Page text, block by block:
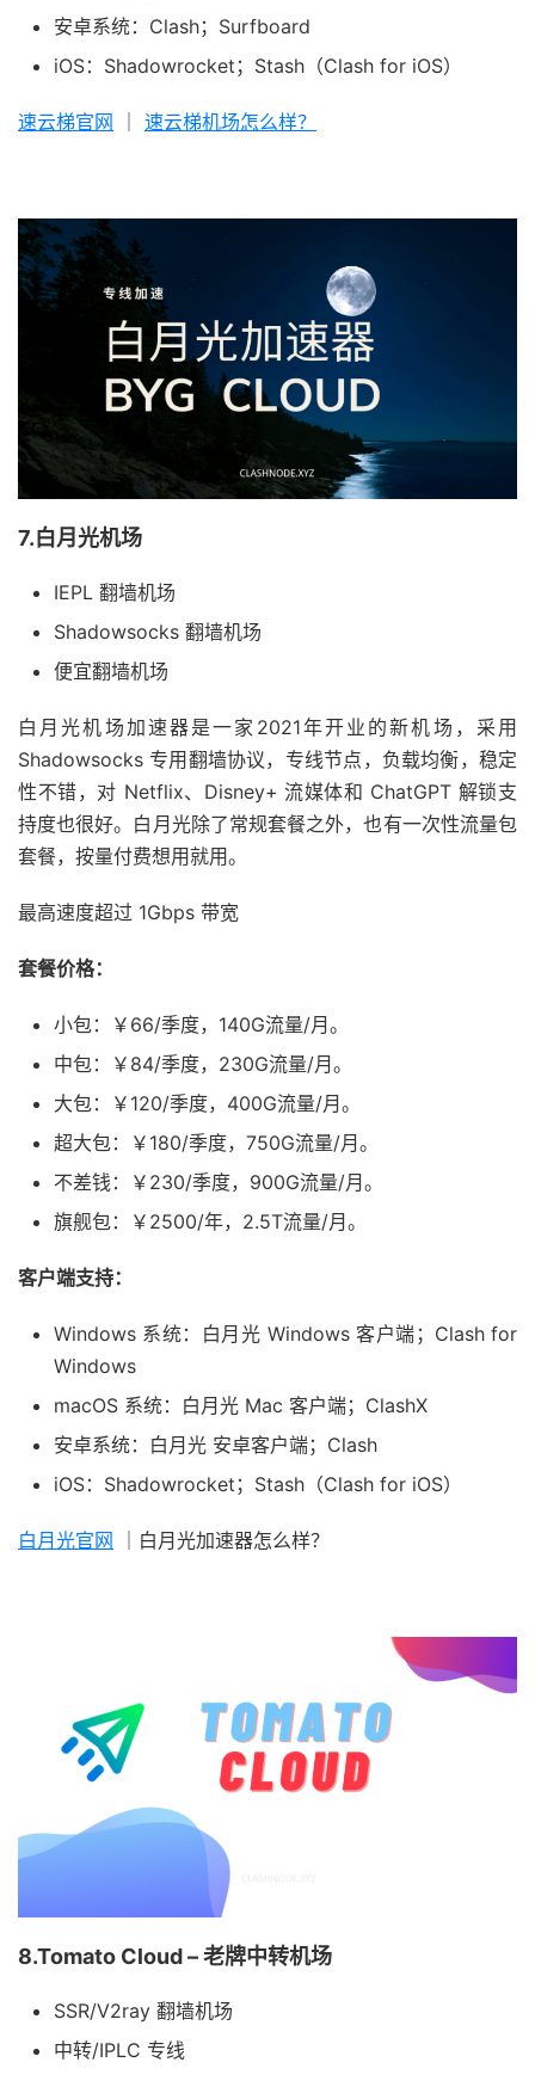
安卓系统：Clash；Surfboard
iOS：Shadowrocket；Stash（Clash for iOS）
速云梯官网 速云梯机场怎么样？
7.白月光机场
IEPL 翻墙机场
Shadowsocks 翻墙机场
便宜翻墙机场
白月光机场加速器是一家2021年开业的新机场，采用
Shadowsocks 专用翻墙协议，专线节点，负载均衡，稳定
性不错，对 Netflix、Disney+ 流媒体和 ChatGPT 解锁支
持度也很好。白月光除了常规套餐之外，也有一次性流量包
套餐，按量付费想用就用。
最高速度超过 1Gbps 带宽
套餐价格：
小包：￥66/季度，140G流量/月。
中包：￥84/季度，230G流量/月。
大包：￥120/季度，400G流量/月。
超大包：￥180/季度，750G流量/月。
不差钱：￥230/季度，900G流量/月。
旗舰包：￥2500/年，2.5T流量/月。
客户端支持：
Windows 系统：白月光 Windows 客户端；Clash for
Windows
macOS 系统：白月光 Mac 客户端；ClashX
安卓系统：白月光 安卓客户端；Clash
iOS：Shadowrocket；Stash（Clash for iOS）
白月光官网 ｜白月光加速器怎么样？
8.Tomato Cloud – 老牌中转机场
SSR/V2ray 翻墙机场
中转/IPLC 专线